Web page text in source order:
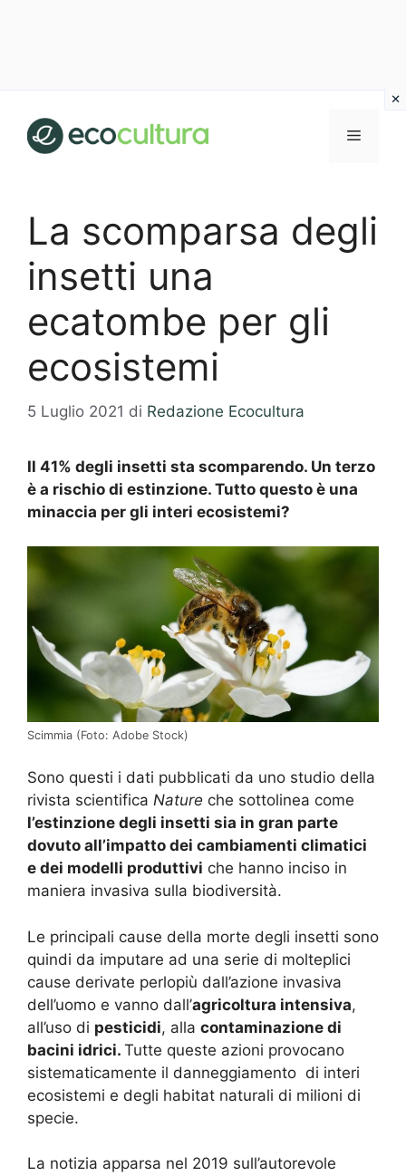
contenuto
MENU
La scomparsa degli
insetti una
ecatombe per gli
ecosistemi
5 Luglio 2021 di Redazione Ecocultura
Il 41% degli insetti sta scomparendo. Un terzo
è a rischio di estinzione. Tutto questo è una
minaccia per gli interi ecosistemi?
Scimmia (Foto: Adobe Stock)
Sono questi i dati pubblicati da uno studio della
rivista scientifica Nature che sottolinea come
l’estinzione degli insetti sia in gran parte
dovuto all’impatto dei cambiamenti climatici
e dei modelli produttivi che hanno inciso in
maniera invasiva sulla biodiversità.
Le principali cause della morte degli insetti sono
quindi da imputare ad una serie di molteplici
cause derivate perlopiù dall’azione invasiva
dell’uomo e vanno dall’agricoltura intensiva,
all’uso di pesticidi, alla contaminazione di
bacini idrici. Tutte queste azioni provocano
sistematicamente il danneggiamento di interi
ecosistemi e degli habitat naturali di milioni di
specie.
La notizia apparsa nel 2019 sull’autorevole